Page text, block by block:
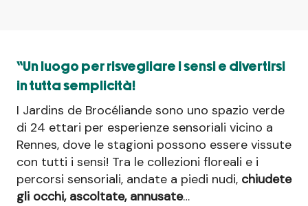
“Un luogo per risvegliare i sensi e divertirsi
in tutta semplicità!
I Jardins de Brocéliande sono uno spazio verde
di 24 ettari per esperienze sensoriali vicino a
Rennes, dove le stagioni possono essere vissute
con tutti i sensi! Tra le collezioni floreali e i
percorsi sensoriali, andate a piedi nudi, chiudete
gli occhi, ascoltate, annusate…